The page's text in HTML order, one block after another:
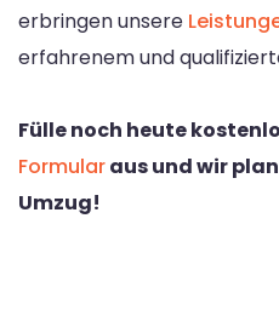
erbringen unsere
erfahrenem und
Fülle noch heute
Formularaus und wir
Umzug!